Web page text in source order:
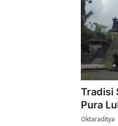
Tradisi
Pura
Oktaraditya